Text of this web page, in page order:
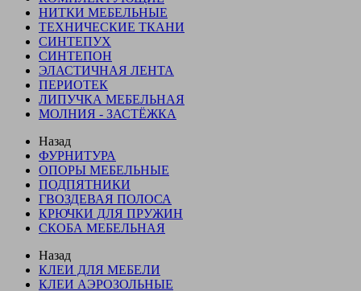
НИТКИ МЕБЕЛЬНЫЕ
ТЕХНИЧЕСКИЕ ТКАНИ
СИНТЕПУХ
СИНТЕПОН
ЭЛАСТИЧНАЯ ЛЕНТА
ПЕРИОТЕК
ЛИПУЧКА МЕБЕЛЬНАЯ
МОЛНИЯ - ЗАСТЁЖКА
Назад
ФУРНИТУРА
ОПОРЫ МЕБЕЛЬНЫЕ
ПОДПЯТНИКИ
ГВОЗДЕВАЯ ПОЛОСА
КРЮЧКИ ДЛЯ ПРУЖИН
СКОБА МЕБЕЛЬНАЯ
Назад
КЛЕИ ДЛЯ МЕБЕЛИ
КЛЕИ АЭРОЗОЛЬНЫЕ